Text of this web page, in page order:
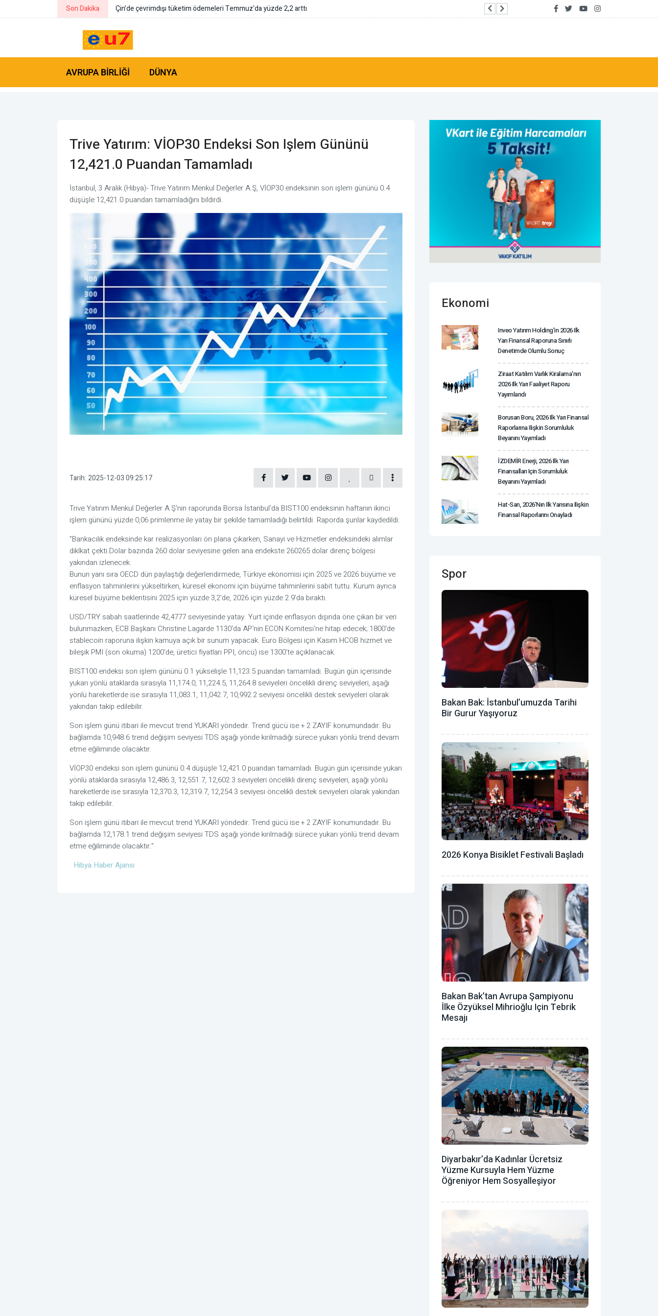
Son Dakika UNFCCC Sekretaryası İcra Sekreteri Simon Stiell ile özel röportaj İkinci Dünya İnsansı Robot Oyunları Beijing’de
AVRUPA BIRLIĞI DÜNYA
Trive Yatırım: VİOP30 Endeksi Son Işlem Gününü
12,421.0 Puandan Tamamladı
İstanbul, 3 Aralık (Hibya)- Trive Yatırım Menkul Değerler A.Ş, VİOP30 endeksinin son işlem gününü 0.4
düşüşle 12,421.0 puandan tamamladığını bildirdi.
Tarih: 2025-12-03 09:25:17
Trive Yatırım Menkul Değerler A.Ş'nin raporunda Borsa İstanbul'da BIST100 endeksinin haftanın ikinci
işlem gününü yüzde 0,06 primlenme ile yatay bir şekilde tamamladığı belirtildi. Raporda şunlar kaydedildi:
"Bankacılık endeksinde kar realizasyonları ön plana çıkarken, Sanayi ve Hizmetler endeksindeki alımlar
diklkat çekti.Dolar bazında 260 dolar seviyesine gelen ana endekste 260265 dolar direnç bölgesi
yakından izlenecek.
Bunun yanı sıra OECD dün paylaştığı değerlendirmede, Türkiye ekonomisi için 2025 ve 2026 büyüme ve
enflasyon tahminlerini yükseltirken, küresel ekonomi için büyüme tahminlerini sabit tuttu. Kurum ayrıca
küresel büyüme beklentisini 2025 için yüzde 3,2'de, 2026 için yüzde 2.9'da bıraktı.
USD/TRY sabah saatlerinde 42,4777 seviyesinde yatay. Yurt içinde enflasyon dışında öne çıkan bir veri
bulunmazken, ECB Başkanı Christine Lagarde 1130ʼda APʼnin ECON Komitesiʼne hitap edecek; 1800ʼde
stablecoin raporuna ilişkin kamuya açık bir sunum yapacak. Euro Bölgesi için Kasım HCOB hizmet ve
bileşik PMI (son okuma) 1200ʼde, üretici fiyatları PPI, öncü) ise 1300ʼte açıklanacak.
BIST100 endeksi son işlem gününü 0.1 yükselişle 11,123.5 puandan tamamladı. Bugün gün içerisinde
yukarı yönlü ataklarda sırasıyla 11,174.0, 11,224.5, 11,264.8 seviyeleri öncelikli direnç seviyeleri, aşağı
yönlü hareketlerde ise sırasıyla 11,083.1, 11,042.7, 10,992.2 seviyesi öncelikli destek seviyeleri olarak
yakından takip edilebilir.
Son işlem günü itibari ile mevcut trend YUKARI yöndedir. Trend gücü ise + 2 ZAYIF konumundadır. Bu
bağlamda 10,948.6 trend değişim seviyesi TDS aşağı yönde kırılmadığı sürece yukarı yönlü trend devam
etme eğiliminde olacaktır.
VİOP30 endeksi son işlem gününü 0.4 düşüşle 12,421.0 puandan tamamladı. Bugün gün içerisinde yukarı
yönlü ataklarda sırasıyla 12,486.3, 12,551.7, 12,602.3 seviyeleri öncelikli direnç seviyeleri, aşağı yönlü
hareketlerde ise sırasıyla 12,370.3, 12,319.7, 12,254.3 seviyesi öncelikli destek seviyeleri olarak yakından
takip edilebilir.
Son işlem günü itibari ile mevcut trend YUKARI yöndedir. Trend gücü ise + 2 ZAYIF konumundadır. Bu
bağlamda 12,178.1 trend değişim seviyesi TDS aşağı yönde kırılmadığı sürece yukarı yönlü trend devam
etme eğiliminde olacaktır."
Hibya Haber Ajansı
Ekonomi
Inveo Yatırım Holding'in 2026 Ilk
Yarı Finansal Raporuna Sınırlı
Denetimde Olumlu Sonuç
Ziraat Katılım Varlık Kiralama'nın
2026 Ilk Yarı Faaliyet Raporu
Yayımlandı
Borusan Boru, 2026 Ilk Yarı Finansal
Raporlarına Ilişkin Sorumluluk
Beyanını Yayımladı
İZDEMİR Enerji, 2026 Ilk Yarı
Finansalları Için Sorumluluk
Beyanını Yayımladı
Hat-San, 2026'nın Ilk Yarısına Ilişkin
Finansal Raporlarını Onayladı
Spor
Bakan Bak: İstanbul’umuzda Tarihi
Bir Gurur Yaşıyoruz
2026 Konya Bisiklet Festivali Başladı
Bakan Bak’tan Avrupa Şampiyonu
İlke Özyüksel Mihrioğlu Için Tebrik
Mesajı
Diyarbakır’da Kadınlar Ücretsiz
Yüzme Kursuyla Hem Yüzme
Öğreniyor Hem Sosyalleşiyor